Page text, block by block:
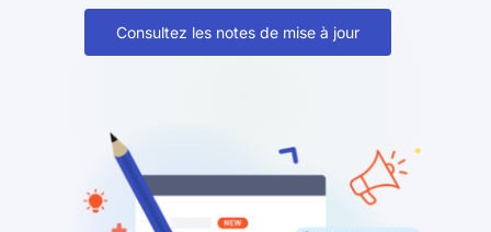
Consultez les notes de mise à jour